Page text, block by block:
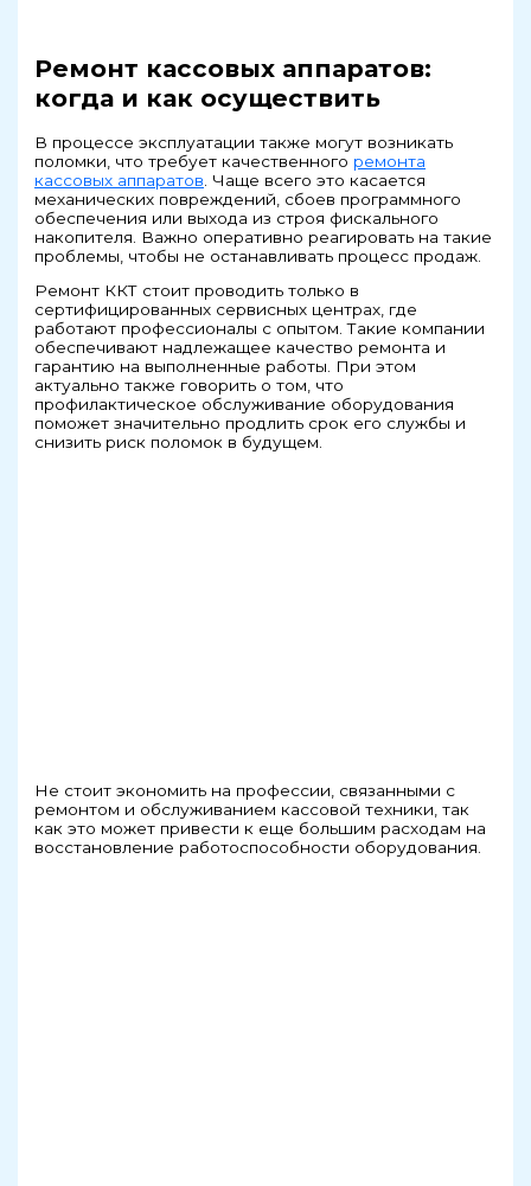
Ремонт кассовых аппаратов:
когда и как осуществить
В процессе эксплуатации также могут возникать
поломки, что требует качественного ремонта
кассовых аппаратов . Чаще всего это касается
механических повреждений, сбоев программного
обеспечения или выхода из строя фискального
накопителя. Важно оперативно реагировать на такие
проблемы, чтобы не останавливать процесс продаж.
Ремонт ККТ стоит проводить только в
сертифицированных сервисных центрах, где
работают профессионалы с опытом. Такие компании
обеспечивают надлежащее качество ремонта и
гарантию на выполненные работы. При этом
актуально также говорить о том, что
профилактическое обслуживание оборудования
поможет значительно продлить срок его службы и
снизить риск поломок в будущем.
Не стоит экономить на профессии, связанными с
ремонтом и обслуживанием кассовой техники, так
как это может привести к еще большим расходам на
восстановление работоспособности оборудования.